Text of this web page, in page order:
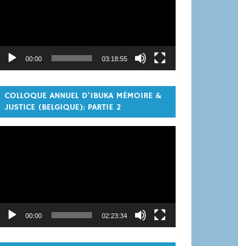
00:00 03:18:55
COLLOQUE ANNUEL D’IBUKA MÉMOIRE &
JUSTICE (BELGIQUE): PARTIE 2
00:00 02:23:34